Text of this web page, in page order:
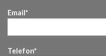
Email*
Telefon*